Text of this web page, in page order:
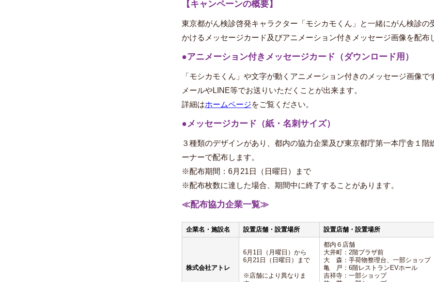
【キャンペーンの概要】
東京都がん検診啓発キャラクター「モシカモくん」と一緒にがん検診の
かけるメッセージカード及びアニメーション付きメッセージ画像を配布
●アニメーション付きメッセージカード（ダウンロード用）
「モシカモくん」や文字が動くアニメーション付きのメッセージ画像で
メールやLINE等でお送りいただくことが出来ます。
詳細はホームページをご覧ください。
●メッセージカード（紙・名刺サイズ）
３種類のデザインがあり、都内の協力企業及び東京都庁第一本庁舎１階
ーナーで配布します。
※配布期間：6月21日（日曜日）まで
※配布枚数に達した場合、期間中に終了することがあります。
≪配布協力企業一覧≫
企業名・施設名 設置店舗・設置場所 設置店舗・設置場所
株式会社アトレ
6月1日（月曜日）から
6月21日（日曜日）まで
※店舗により異なりま
都内６店舗
大井町：2階プラザ前
大 森：手荷物整理台、一部ショップ
亀 戸：6階レストランEVホール
吉祥寺：一部ショップ